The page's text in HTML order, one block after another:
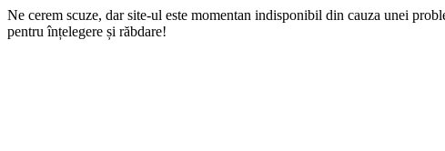
Ne cerem scuze, dar site-ul este momentan indisponibil din cauza unei
pentru înțelegere și răbdare!